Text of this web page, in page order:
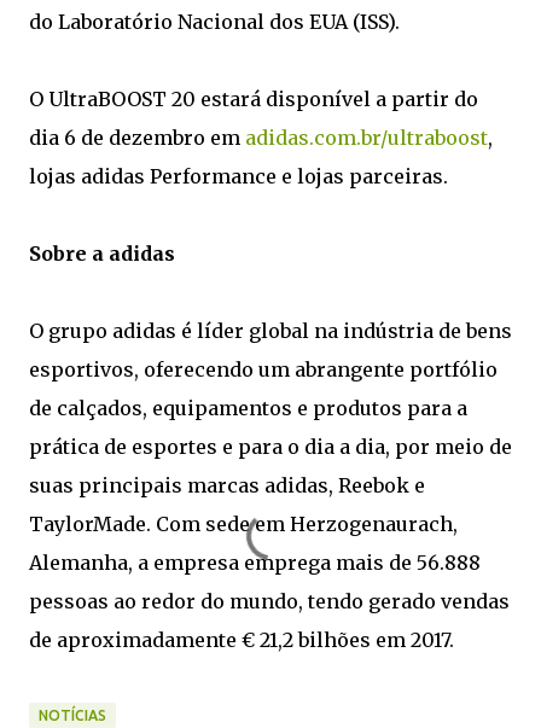
do Laboratório Nacional dos EUA (ISS).
O UltraBOOST 20 estará disponível a partir do
dia 6 de dezembro em adidas.com.br/ultraboost,
lojas adidas Performance e lojas parceiras.
Sobre a adidas
O grupo adidas é líder global na indústria de bens
esportivos, oferecendo um abrangente portfólio
de calçados, equipamentos e produtos para a
prática de esportes e para o dia a dia, por meio de
suas principais marcas adidas, Reebok e
TaylorMade. Com sede em Herzogenaurach,
Alemanha, a empresa emprega mais de 56.888
pessoas ao redor do mundo, tendo gerado vendas
de aproximadamente € 21,2 bilhões em 2017.
NOTÍCIAS